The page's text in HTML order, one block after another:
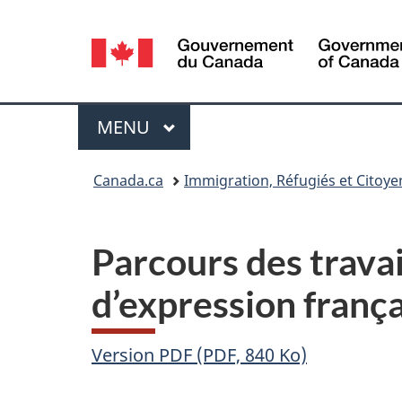
Sélection
de
la
langue
Menu
MENU PRINCIPAL
Canada.ca Immigration, Réfugiés et
Parcours des
d’expression
Version PDF (PDF, 840 Ko)